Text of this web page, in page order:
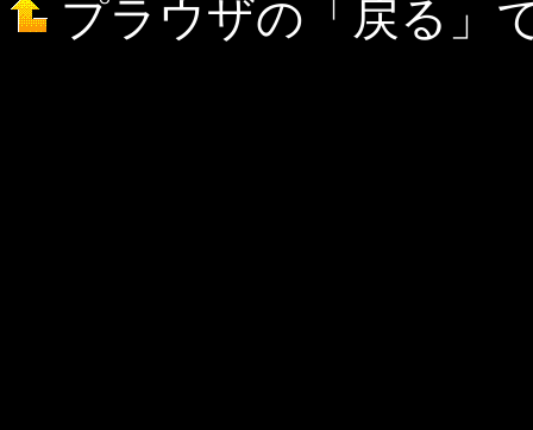
プラウザの「戻る」